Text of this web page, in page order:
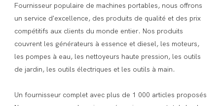
Fournisseur populaire de machines portables, nous offrons
un service d'excellence, des produits de qualité et des prix
compétitifs aux clients du monde entier. Nos produits
couvrent les générateurs à essence et diesel, les moteurs,
les pompes à eau, les nettoyeurs haute pression, les outils
de jardin, les outils électriques et les outils à main.
Un fournisseur complet avec plus de 1 000 articles proposés